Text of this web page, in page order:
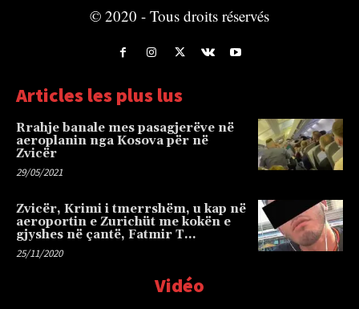
© 2020 - Tous droits réservés
Articles les plus lus
Rrahje banale mes pasagjerëve në
aeroplanin nga Kosova për në
Zvicër
29/05/2021
Zvicër, Krimi i tmerrshëm, u kap në
aeroportin e Zurichüt me kokën e
gjyshes në çantë, Fatmir T…
25/11/2020
Vidéo